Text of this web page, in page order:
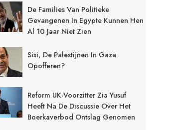
De Families Van Politieke
Gevangenen In Egypte Kunnen Hen
Al 10 Jaar Niet Zien
Sisi, De Palestijnen In Gaza
Opofferen?
Reform UK-Voorzitter Zia Yusuf
Heeft Na De Discussie Over Het
Boerkaverbod Ontslag Genomen